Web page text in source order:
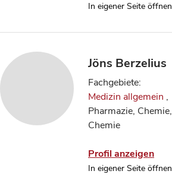
In eigener Seite öffnen
Jöns Berzelius
Fachgebiete:
Medizin allgemein ,
Pharmazie, Chemie,
Chemie
Profil anzeigen
In eigener Seite öffnen